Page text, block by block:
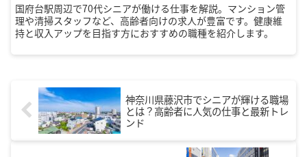
国府台駅周辺で70代シニアが働ける仕事を解説。マンション管
理や清掃スタッフなど、高齢者向けの求人が豊富です。健康維
持と収入アップを目指す方におすすめの職種を紹介します。
神奈川県藤沢市でシニアが輝ける職場
とは？高齢者に人気の仕事と最新トレ
ンド